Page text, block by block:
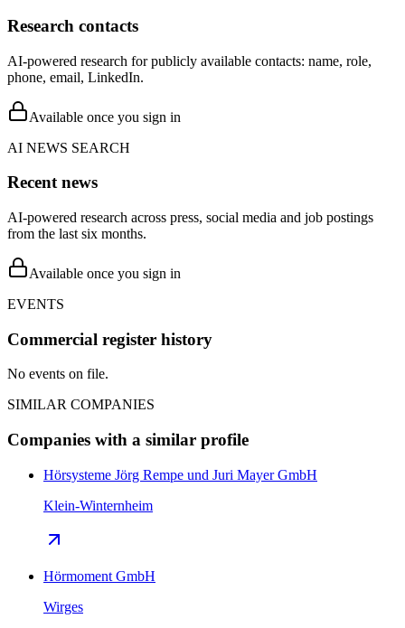
Research contacts
AI-powered research for publicly available contacts: name, role,
phone, email, LinkedIn.
Available once you sign in
AI NEWS SEARCH
Recent news
AI-powered research across press, social media and job postings
from the last six months.
Available once you sign in
EVENTS
Commercial register history
No events on file.
SIMILAR COMPANIES
Companies with a similar profile
Hörsysteme Jörg Rempe und Juri Mayer GmbH
Klein-Winternheim
Hörmoment GmbH
Wirges